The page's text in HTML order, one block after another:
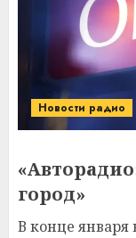
Новости радио
город»
В конце января